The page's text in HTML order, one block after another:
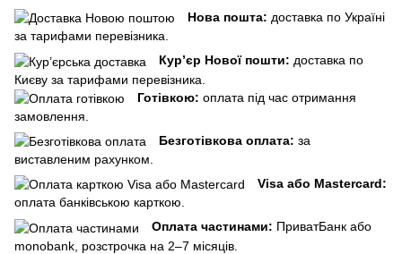
Нова пошта: доставка по Україні
за тарифами перевізника.
Кур’єр Нової пошти: доставка по
Києву за тарифами перевізника.
Готівкою: оплата під час отримання
замовлення.
Безготівкова оплата: за
виставленим рахунком.
Visa або Mastercard:
оплата банківською карткою.
Оплата частинами: ПриватБанк або
monobank, розстрочка на 2–7 місяців.